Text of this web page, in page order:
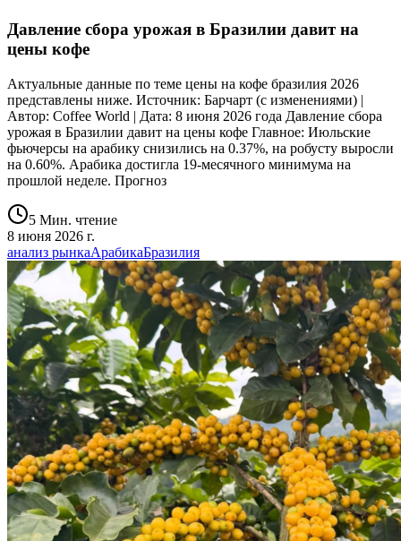
Давление сбора урожая в Бразилии давит на
цены кофе
Актуальные данные по теме цены на кофе бразилия 2026
представлены ниже. Источник: Барчарт (с изменениями) |
Автор: Coffee World | Дата: 8 июня 2026 года Давление сбора
урожая в Бразилии давит на цены кофе Главное: Июльские
фьючерсы на арабику снизились на 0.37%, на робусту выросли
на 0.60%. Арабика достигла 19-месячного минимума на
прошлой неделе. Прогноз
5 Мин. чтение
8 июня 2026 г.
анализ рынкаАрабикаБразилия